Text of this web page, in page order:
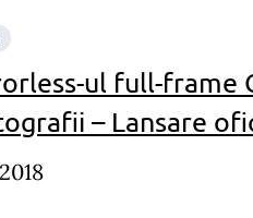
ul full-frame
– Lansare